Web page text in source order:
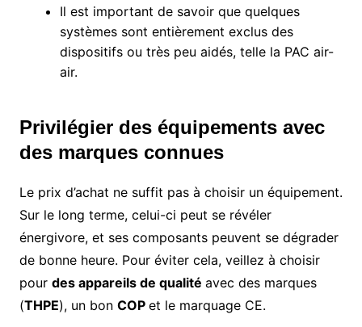
Il est important de savoir que quelques
systèmes sont entièrement exclus des
dispositifs ou très peu aidés, telle la PAC air-
air.
Privilégier des équipements avec
des marques connues
Le prix d’achat ne suffit pas à choisir un équipement.
Sur le long terme, celui-ci peut se révéler
énergivore, et ses composants peuvent se dégrader
de bonne heure. Pour éviter cela, veillez à choisir
pour des appareils de qualité avec des marques
(THPE), un bon COP et le marquage CE.